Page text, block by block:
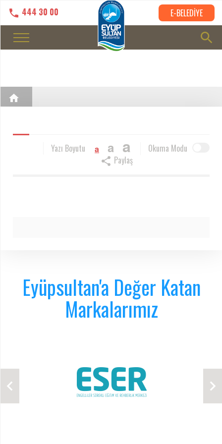
444 30 00 E-BELEDİYE
Okuma Modu
Yazı Boyutu a a a
Paylaş
Eyüpsultan'a Değer Katan
Markalarımız